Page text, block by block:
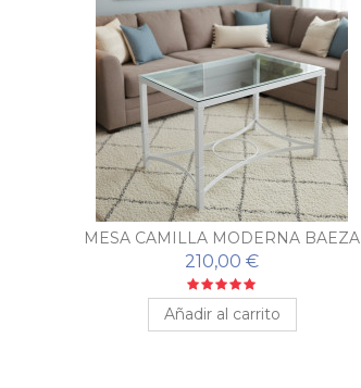
MESA CAMILLA MODERNA BAEZA
210,00 €
Añadir al carrito